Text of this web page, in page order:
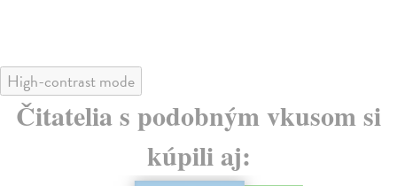
High-contrast mode
Čitatelia s podobným vkusom si
kúpili aj: